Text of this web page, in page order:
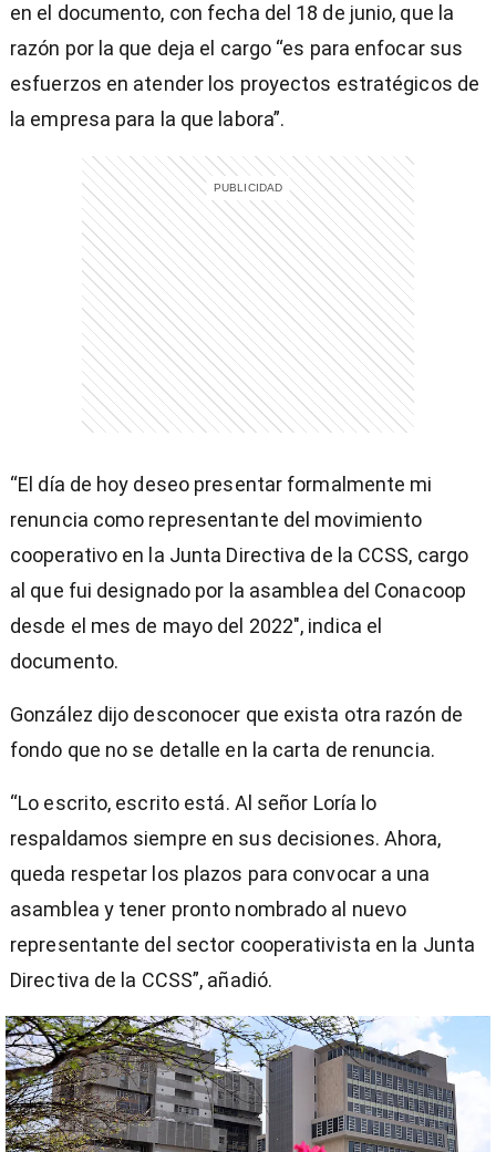
en el documento, con fecha del 18 de junio, que la
razón por la que deja el cargo “es para enfocar sus
esfuerzos en atender los proyectos estratégicos de
la empresa para la que labora”.
“El día de hoy deseo presentar formalmente mi
renuncia como representante del movimiento
cooperativo en la Junta Directiva de la CCSS, cargo
al que fui designado por la asamblea del Conacoop
desde el mes de mayo del 2022″, indica el
documento.
González dijo desconocer que exista otra razón de
fondo que no se detalle en la carta de renuncia.
“Lo escrito, escrito está. Al señor Loría lo
respaldamos siempre en sus decisiones. Ahora,
queda respetar los plazos para convocar a una
asamblea y tener pronto nombrado al nuevo
representante del sector cooperativista en la Junta
Directiva de la CCSS”, añadió.